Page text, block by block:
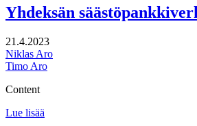
toimialueen
syvennetty
analyysi
Yhdeksän
21.4.2023
Niklas Aro
Timo Aro
Content
Lue lisää